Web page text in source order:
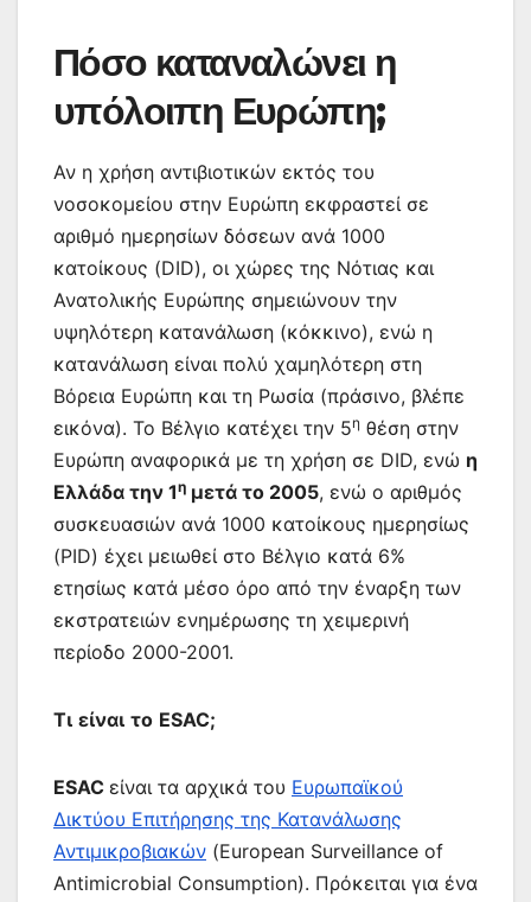
Πόσο καταναλώνει η
υπόλοιπη Ευρώπη;
Αν η χρήση αντιβιοτικών εκτός του
νοσοκομείου στην Ευρώπη εκφραστεί σε
αριθμό ημερησίων δόσεων ανά 1000
κατοίκους (DID), οι χώρες της Νότιας και
Ανατολικής Ευρώπης σημειώνουν την
υψηλότερη κατανάλωση (κόκκινο), ενώ η
κατανάλωση είναι πολύ χαμηλότερη στη
Βόρεια Ευρώπη και τη Ρωσία (πράσινο, βλέπε
εικόνα). Το Βέλγιο κατέχει την 5η θέση στην
Ευρώπη αναφορικά με τη χρήση σε DID, ενώ η
Ελλάδα την 1η μετά το 2005, ενώ ο αριθμός
συσκευασιών ανά 1000 κατοίκους ημερησίως
(PID) έχει μειωθεί στο Βέλγιο κατά 6%
ετησίως κατά μέσο όρο από την έναρξη των
εκστρατειών ενημέρωσης τη χειμερινή
περίοδο 2000-2001.
Τι είναι το ESAC;
ESAC είναι τα αρχικά του Eυρωπαϊκού
Δικτύου Επιτήρησης της Κατανάλωσης
Αντιμικροβιακών (European Surveillance of
Antimicrobial Consumption). Πρόκειται για ένα